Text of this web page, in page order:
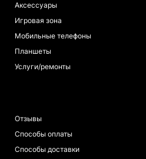
Аксессуары
Игровая зона
Мобильные телефоны
Планшеты
Услуги/ремонты
Отзывы
Способы оплаты
Способы доставки